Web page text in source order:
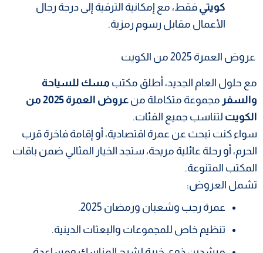
كويتي فقط، مع إمكانية الترقية إلى درجة رجال
الأعمال مقابل رسوم رمزية.
عروض العمرة 2025 من الكويت
مع حلول العام الجديد، أطلق مكتب مسك للسياحة
والسفر مجموعة متكاملة من
عروض العمرة 2025 من
الكويت لتناسب جميع الفئات.
سواء كنت تبحث عن عمرة اقتصادية، أو إقامة فاخرة قرب
الحرم، أو رحلة عائلية مريحة، ستجد الخيار المثالي ضمن باقات
المكتب المتنوعة.
تشمل العروض:
عمرة رجب وشعبان ورمضان 2025.
تنظيم خاص للمجموعات والبعثات الدينية.